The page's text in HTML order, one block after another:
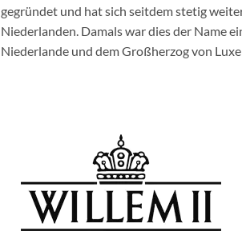
gegründet und hat sich seitdem stetig
Niederlanden. Damals war dies der Name
Niederlande und dem Großherzog von